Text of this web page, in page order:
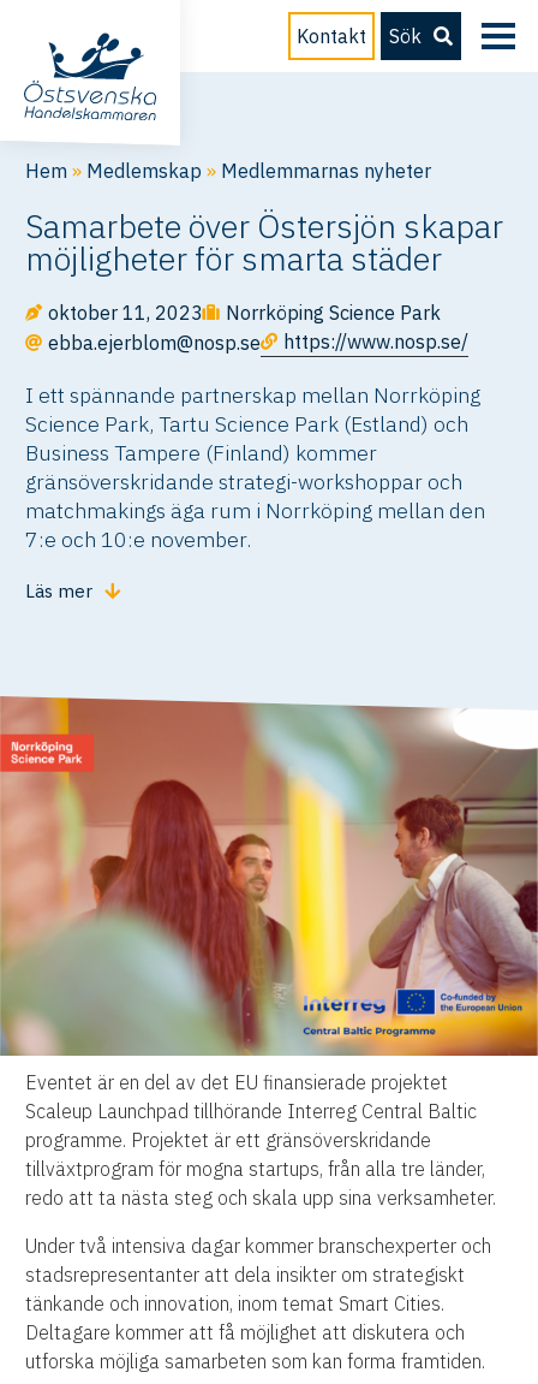
Kontakt Sök
Hem » Medlemskap » Medlemmarnas nyheter
Samarbete över Östersjön skapar
möjligheter för smarta städer
oktober 11, 2023
Norrköping Science Park
ebba.ejerblom@nosp.se
https://www.nosp.se/
I ett spännande partnerskap mellan Norrköping
Science Park, Tartu Science Park (Estland) och
Business Tampere (Finland) kommer
gränsöverskridande strategi-workshoppar och
matchmakings äga rum i Norrköping mellan den
7:e och 10:e november.
Läs mer
Eventet är en del av det EU finansierade projektet
Scaleup Launchpad tillhörande Interreg Central Baltic
programme. Projektet är ett gränsöverskridande
tillväxtprogram för mogna startups, från alla tre länder,
redo att ta nästa steg och skala upp sina verksamheter.
Under två intensiva dagar kommer branschexperter och
stadsrepresentanter att dela insikter om strategiskt
tänkande och innovation, inom temat Smart Cities.
Deltagare kommer att få möjlighet att diskutera och
utforska möjliga samarbeten som kan forma framtiden.